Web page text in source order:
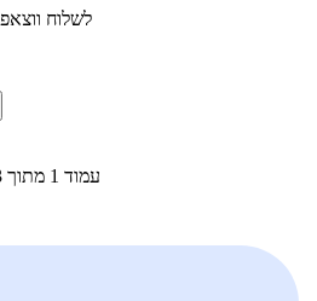
לשלוח ווצאפ
עמוד 1 מתוך 3